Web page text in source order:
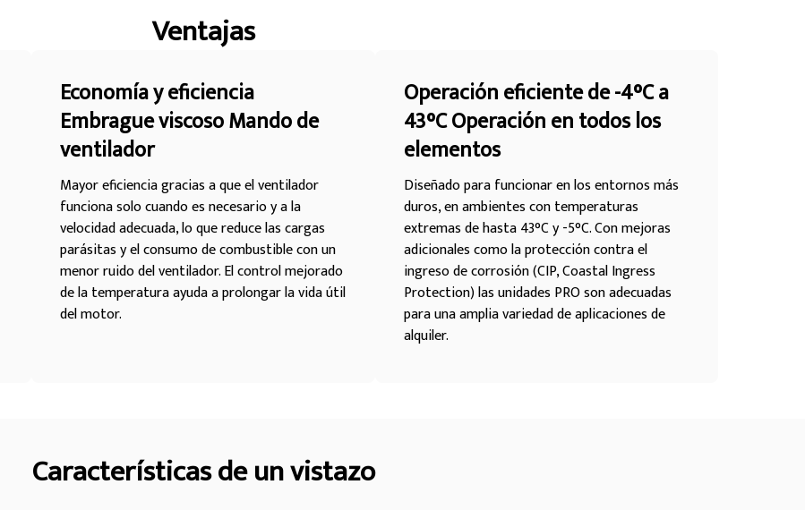
Ventajas
Economía y eficiencia
Embrague viscoso Mando de
ventilador
Mayor eficiencia gracias a que el ventilador
funciona solo cuando es necesario y a la
velocidad adecuada, lo que reduce las cargas
parásitas y el consumo de combustible con un
menor ruido del ventilador. El control mejorado
de la temperatura ayuda a prolongar la vida útil
del motor.
Operación eficiente de -4°C a
43°C Operación en todos los
elementos
Diseñado para funcionar en los entornos más
duros, en ambientes con temperaturas
extremas de hasta 43°C y -5°C. Con mejoras
adicionales como la protección contra el
ingreso de corrosión (CIP, Coastal Ingress
Protection) las unidades PRO son adecuadas
para una amplia variedad de aplicaciones de
alquiler.
Características de un vistazo